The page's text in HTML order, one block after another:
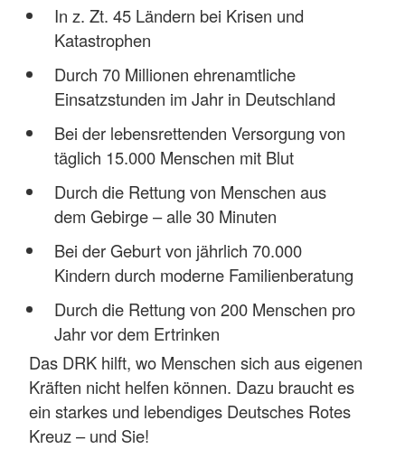
In z. Zt. 45 Ländern bei Krisen und
Katastrophen
Durch 70 Millionen ehrenamtliche
Einsatzstunden im Jahr in Deutschland
Bei der lebensrettenden Versorgung von
täglich 15.000 Menschen mit Blut
Durch die Rettung von Menschen aus
dem Gebirge – alle 30 Minuten
Bei der Geburt von jährlich 70.000
Kindern durch moderne Familienberatung
Durch die Rettung von 200 Menschen pro
Jahr vor dem Ertrinken
Das DRK hilft, wo Menschen sich aus eigenen
Kräften nicht helfen können. Dazu braucht es
ein starkes und lebendiges Deutsches Rotes
Kreuz – und Sie!